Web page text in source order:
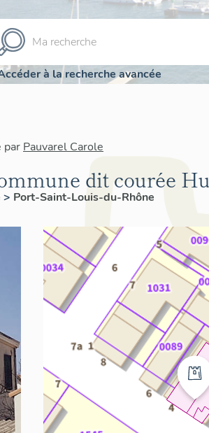
à la recherche avancée
par Pauvarel Carole
dit courée
> Port-Saint-Louis-du-Rhône